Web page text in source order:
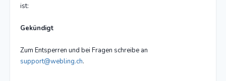
ist:
Gekündigt
Zum Entsperren und bei Fragen schreibe an
support@webling.ch.